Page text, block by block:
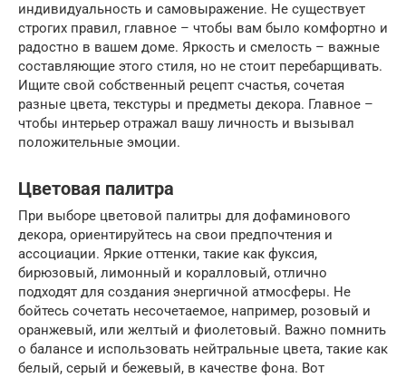
индивидуальность и самовыражение. Не существует
строгих правил, главное – чтобы вам было комфортно и
радостно в вашем доме. Яркость и смелость – важные
составляющие этого стиля, но не стоит перебарщивать.
Ищите свой собственный рецепт счастья, сочетая
разные цвета, текстуры и предметы декора. Главное –
чтобы интерьер отражал вашу личность и вызывал
положительные эмоции.
Цветовая палитра
При выборе цветовой палитры для дофаминового
декора, ориентируйтесь на свои предпочтения и
ассоциации. Яркие оттенки, такие как фуксия,
бирюзовый, лимонный и коралловый, отлично
подходят для создания энергичной атмосферы. Не
бойтесь сочетать несочетаемое, например, розовый и
оранжевый, или желтый и фиолетовый. Важно помнить
о балансе и использовать нейтральные цвета, такие как
белый, серый и бежевый, в качестве фона. Вот